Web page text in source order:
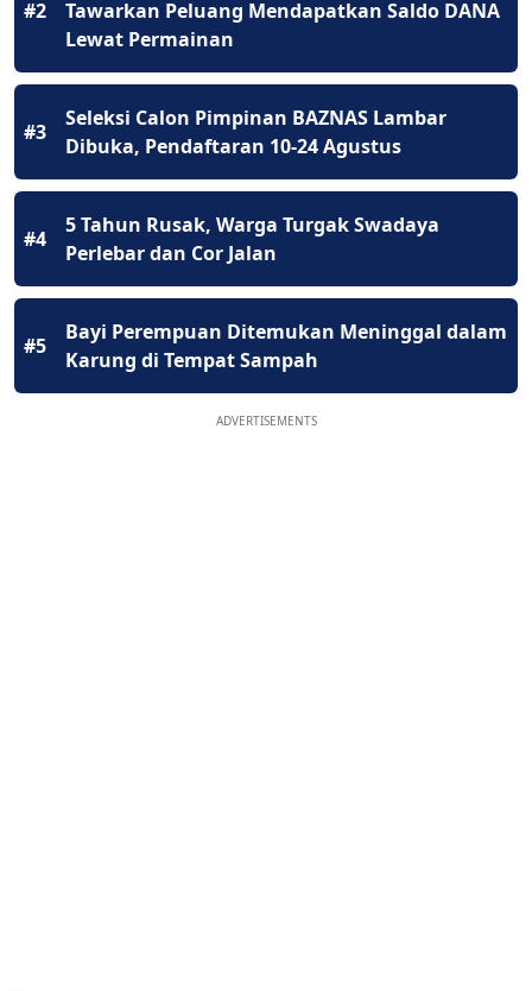
#2
Tawarkan Peluang Mendapatkan Saldo DANA
Lewat Permainan
#3
Seleksi Calon Pimpinan BAZNAS Lambar
Dibuka, Pendaftaran 10-24 Agustus
#4
5 Tahun Rusak, Warga Turgak Swadaya
Perlebar dan Cor Jalan
#5
Bayi Perempuan Ditemukan Meninggal dalam
Karung di Tempat Sampah
ADVERTISEMENTS